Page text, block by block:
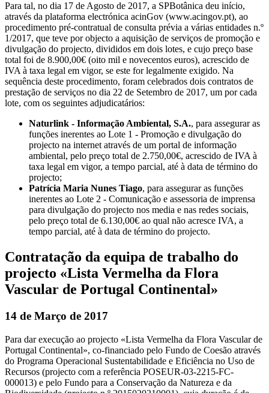
Para tal, no dia 17 de Agosto de 2017, a SPBotânica deu início,
através da plataforma electrónica acinGov (www.acingov.pt), ao
procedimento pré-contratual de consulta prévia a várias entidades n.º
1/2017, que teve por objecto a aquisição de serviços de promoção e
divulgação do projecto, divididos em dois lotes, e cujo preço base
total foi de 8.900,00€ (oito mil e novecentos euros), acrescido de
IVA à taxa legal em vigor, se este for legalmente exigido. Na
sequência deste procedimento, foram celebrados dois contratos de
prestação de serviços no dia 22 de Setembro de 2017, um por cada
lote, com os seguintes adjudicatários:
Naturlink - Informação Ambiental, S.A., para assegurar as
funções inerentes ao Lote 1 - Promoção e divulgação do
projecto na internet através de um portal de informação
ambiental, pelo preço total de 2.750,00€, acrescido de IVA à
taxa legal em vigor, a tempo parcial, até à data de término do
projecto;
Patrícia Maria Nunes Tiago, para assegurar as funções
inerentes ao Lote 2 - Comunicação e assessoria de imprensa
para divulgação do projecto nos media e nas redes sociais,
pelo preço total de 6.130,00€ ao qual não acresce IVA, a
tempo parcial, até à data de término do projecto.
Contratação da equipa de trabalho do
projecto «Lista Vermelha da Flora
Vascular de Portugal Continental»
14 de Março de 2017
Para dar execução ao projecto «Lista Vermelha da Flora Vascular de
Portugal Continental», co-financiado pelo Fundo de Coesão através
do Programa Operacional Sustentabilidade e Eficiência no Uso de
Recursos (projecto com a referência POSEUR-03-2215-FC-
000013) e pelo Fundo para a Conservação da Natureza e da